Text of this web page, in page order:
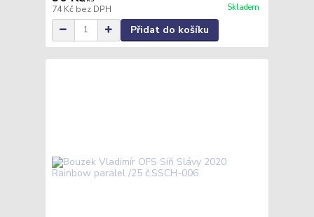
74 Kč bez DPH Skladem
Přidat do košíku